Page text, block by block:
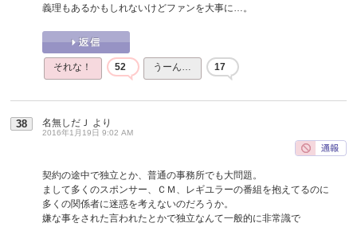
義理もあるかもしれないけどファンを大事に…。
それな！ 52 うーん… 17
38 名無しだＪ より
2016年1月19日 9:02 AM
契約の途中で独立とか、普通の事務所でも大問題。
まして多くのスポンサー、ＣＭ、レギユラーの番組を抱えてるのに
多くの関係者に迷惑を考えないのだろうか。
嫌な事をされた言われたとかで独立なんて一般的に非常識で